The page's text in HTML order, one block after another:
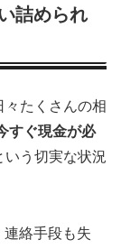
詰められ
々たくさんの相
すぐ現金が必
いう切実な状況
連絡手段も失